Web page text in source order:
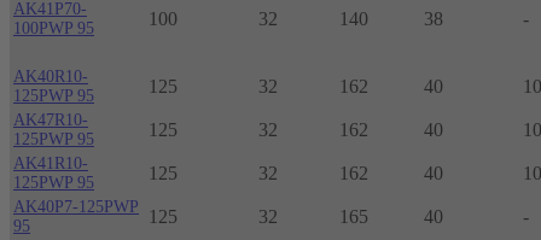
AK41P70-
100PWP 95
100 32 140 38 -
AK40R10-
125PWP 95
125 32 162 40 10
AK47R10-
125PWP 95
125 32 162 40 10
AK41R10-
125PWP 95
125 32 162 40 10
AK40P7-125PWP
95
125 32 165 40 -